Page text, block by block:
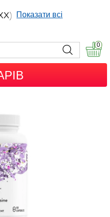
XXX
Показати всі
0